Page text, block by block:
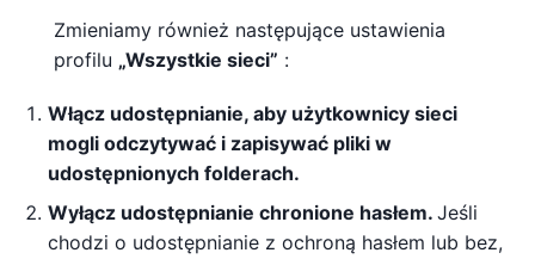
Zmieniamy również następujące ustawienia
profilu „Wszystkie sieci” :
Włącz udostępnianie, aby użytkownicy sieci
mogli odczytywać i zapisywać pliki w
udostępnionych folderach.
Wyłącz udostępnianie chronione hasłem. Jeśli
chodzi o udostępnianie z ochroną hasłem lub bez,